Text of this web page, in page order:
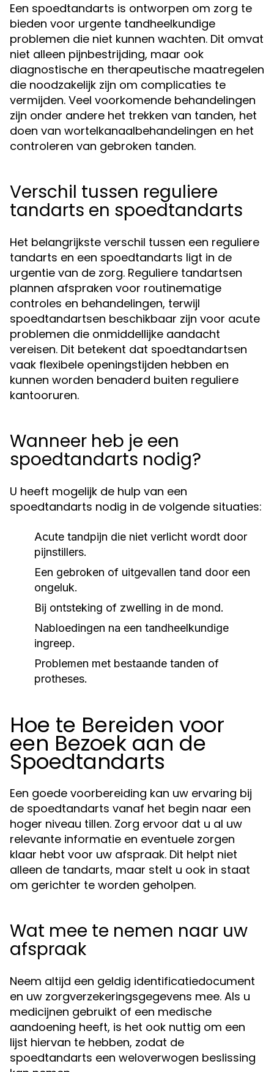
Een spoedtandarts is ontworpen om zorg te
bieden voor urgente tandheelkundige
problemen die niet kunnen wachten. Dit omvat
niet alleen pijnbestrijding, maar ook
diagnostische en therapeutische maatregelen
die noodzakelijk zijn om complicaties te
vermijden. Veel voorkomende behandelingen
zijn onder andere het trekken van tanden, het
doen van wortelkanaalbehandelingen en het
controleren van gebroken tanden.
Verschil tussen reguliere
tandarts en spoedtandarts
Het belangrijkste verschil tussen een reguliere
tandarts en een spoedtandarts ligt in de
urgentie van de zorg. Reguliere tandartsen
plannen afspraken voor routinematige
controles en behandelingen, terwijl
spoedtandartsen beschikbaar zijn voor acute
problemen die onmiddellijke aandacht
vereisen. Dit betekent dat spoedtandartsen
vaak flexibele openingstijden hebben en
kunnen worden benaderd buiten reguliere
kantooruren.
Wanneer heb je een
spoedtandarts nodig?
U heeft mogelijk de hulp van een
spoedtandarts nodig in de volgende situaties:
Acute tandpijn die niet verlicht wordt door
pijnstillers.
Een gebroken of uitgevallen tand door een
ongeluk.
Bij ontsteking of zwelling in de mond.
Nabloedingen na een tandheelkundige
ingreep.
Problemen met bestaande tanden of
protheses.
Hoe te Bereiden voor
een Bezoek aan de
Spoedtandarts
Een goede voorbereiding kan uw ervaring bij
de spoedtandarts vanaf het begin naar een
hoger niveau tillen. Zorg ervoor dat u al uw
relevante informatie en eventuele zorgen
klaar hebt voor uw afspraak. Dit helpt niet
alleen de tandarts, maar stelt u ook in staat
om gerichter te worden geholpen.
Wat mee te nemen naar uw
afspraak
Neem altijd een geldig identificatiedocument
en uw zorgverzekeringsgegevens mee. Als u
medicijnen gebruikt of een medische
aandoening heeft, is het ook nuttig om een
lijst hiervan te hebben, zodat de
spoedtandarts een weloverwogen beslissing